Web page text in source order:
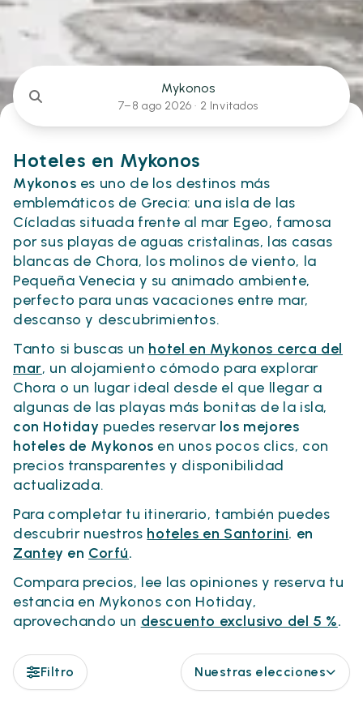
Mykonos
7–8 ago 2026 · 2 Invitados
Hoteles en Mykonos
Mykonos es uno de los destinos más
emblemáticos de Grecia: una isla de las
Cícladas situada frente al mar Egeo, famosa
por sus playas de aguas cristalinas, las casas
blancas de Chora, los molinos de viento, la
Pequeña Venecia y su animado ambiente,
perfecto para unas vacaciones entre mar,
descanso y descubrimientos.
Tanto si buscas un hotel en Mykonos cerca del
mar, un alojamiento cómodo para explorar
Chora o un lugar ideal desde el que llegar a
algunas de las playas más bonitas de la isla,
con Hotiday puedes reservar los mejores
hoteles de Mykonos en unos pocos clics, con
precios transparentes y disponibilidad
actualizada.
Para completar tu itinerario, también puedes
descubrir nuestros hoteles en Santorini. en
Zantey en Corfú.
Compara precios, lee las opiniones y reserva tu
estancia en Mykonos con Hotiday,
aprovechando un descuento exclusivo del 5 %.
Filtro Nuestras elecciones